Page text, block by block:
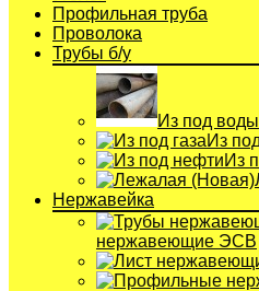
Профильная труба
Проволока
Трубы б/у
Из под воды
Из
Из
Нержавейка
нержавеющие ЭСВ